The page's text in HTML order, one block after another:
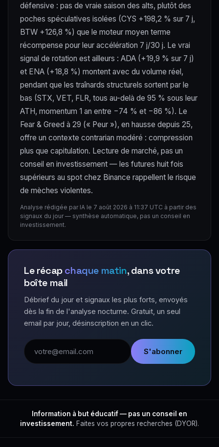
défensive : pas de vraie saison des alts, plutôt des
poches spéculatives isolées (CYS +198,2 % sur 7 j,
BTW +126,8 %) que le moteur moyen terme
récompense pour leur accélération 7 j/30 j. Le vrai
signal de rotation est ailleurs : ADA (+19,9 % sur 7 j)
et ENA (+18,8 %) montent avec du volume réel,
pendant que les traînards structurels sortent par le
bas (STX, VET, FLR, tous au-delà de 95 % sous leur
ATH, momentum 1 an entre −74 % et −86 %). Le
Fear & Greed à 29 (« Peur »), en hausse depuis 25,
offre un contexte contrarian modéré : compression
plus que capitulation. Lecture de marché, pas un
conseil en investissement — les futures huit fois
supérieurs au spot chez Binance rappellent le risque
de mèches violentes.
Analyse rédigée par IA le 7 août 2026 à 11:37 UTC à partir des
signaux du jour — synthèse automatique, pas un conseil en
investissement.
Le récapchaque matin, dans votre
boîte mail
Débrief du jour et signaux les plus forts, envoyés
dès la fin de l'analyse nocturne. Gratuit, un seul
email par jour, désinscription en un clic.
Adresse email
S'abonner
Information à but éducatif — pas un conseil en
investissement. Faites vos propres recherches (DYOR).